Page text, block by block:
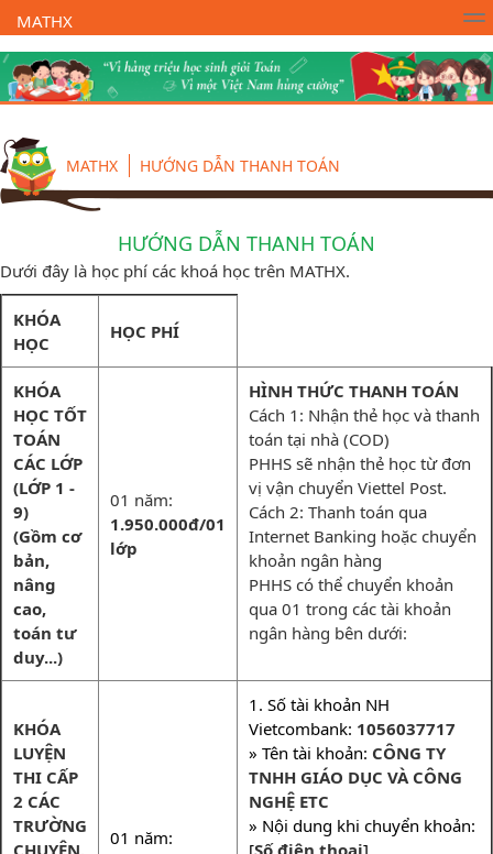
MATHX
Trường Toán Online MATHX Học toán - Lớp 1
MATHX HƯỚNG DẪN THANH TOÁN
HƯỚNG DẪN THANH TOÁN
Dưới đây là học phí các khoá học trên MATHX.
KHÓA
HỌC
HỌC PHÍ
KHÓA
HỌC TỐT
TOÁN
CÁC LỚP
(LỚP 1 -
9)
(Gồm cơ
bản,
nâng
cao,
toán tư
duy...)
01 năm:
1.950.000đ/01
lớp
HÌNH THỨC THANH TOÁN
Cách 1: Nhận thẻ học và thanh
toán tại nhà (COD)
PHHS sẽ nhận thẻ học từ đơn
vị vận chuyển Viettel Post.
Cách 2: Thanh toán qua
Internet Banking hoặc chuyển
khoản ngân hàng
PHHS có thể chuyển khoản
qua 01 trong các tài khoản
ngân hàng bên dưới:
KHÓA
LUYỆN
THI CẤP
2 CÁC
TRƯỜNG
CHUYÊN,
01 năm:
1. Số tài khoản NH
Vietcombank: 1056037717
» Tên tài khoản: CÔNG TY
TNHH GIÁO DỤC VÀ CÔNG
NGHỆ ETC
» Nội dung khi chuyển khoản:
[Số điện thoại]